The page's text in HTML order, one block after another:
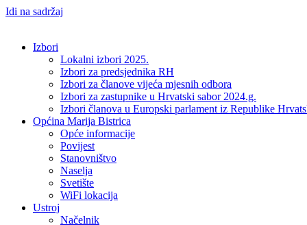
Idi na sadržaj
Izbori
Lokalni izbori 2025.
Izbori za predsjednika RH
Izbori za članove vijeća mjesnih odbora
Izbori za zastupnike u Hrvatski sabor 2024.g.
Izbori članova u Europski parlament iz Republike
Općina Marija Bistrica
Opće informacije
Povijest
Stanovništvo
Naselja
Svetište
WiFi lokacija
Ustroj
Načelnik